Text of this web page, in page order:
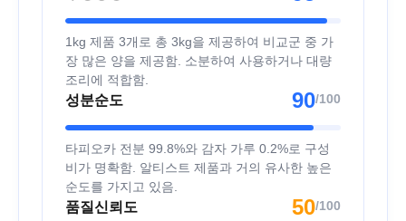
1kg 제품 3개로 총 3kg을 제공하여 비교군 중 가
장 많은 양을 제공함. 소분하여 사용하거나 대량
조리에 적합함.
성분순도 90/100
타피오카 전분 99.8%와 감자 가루 0.2%로 구성
비가 명확함. 알티스트 제품과 거의 유사한 높은
순도를 가지고 있음.
품질신뢰도 50/100